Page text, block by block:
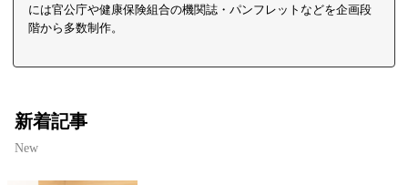
には官公庁や健康保険組合の機関誌・パンフレットなどを企画段
階から多数制作。
新着記事
New